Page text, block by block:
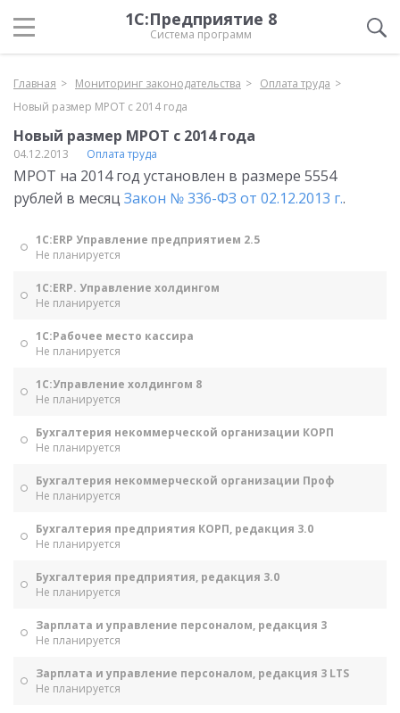
1С:Предприятие 8
Система программ
Главная Мониторинг законодательства
Оплата труда
Новый размер МРОТ с 2014 года
Новый размер МРОТ с 2014 года
04.12.2013 Оплата труда
МРОТ на 2014 год установлен в размере 5554
рублей в месяц Закон № 336-ФЗ от 02.12.2013 г..
1С:ERP Управление предприятием 2.5
Не планируется
1С:ERP. Управление холдингом
Не планируется
1С:Рабочее место кассира
Не планируется
1С:Управление холдингом 8
Не планируется
Бухгалтерия некоммерческой организации КОРП
Не планируется
Бухгалтерия некоммерческой организации Проф
Не планируется
Бухгалтерия предприятия КОРП, редакция 3.0
Не планируется
Бухгалтерия предприятия, редакция 3.0
Не планируется
Зарплата и управление персоналом, редакция 3
Не планируется
Зарплата и управление персоналом, редакция 3 LTS
Не планируется